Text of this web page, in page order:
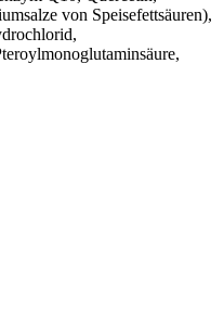
von Speisefettsäuren),